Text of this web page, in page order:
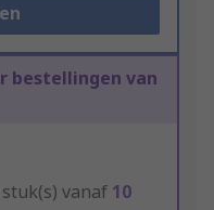
bestellingen van
stuk(s) vanaf 10